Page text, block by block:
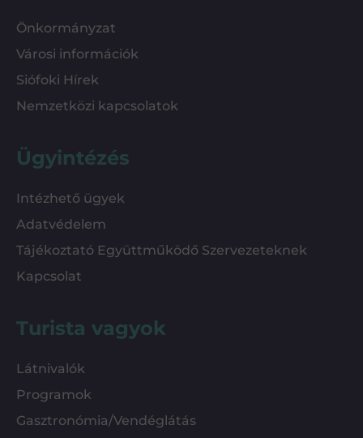
Önkormányzat
Városi információk
Siófoki Hírek
Nemzetközi kapcsolatok
Ügyintézés
Intézhető ügyek
Adatvédelem
Tájékoztató Együttműködő Szervezeteknek
Kapcsolat
Turista vagyok
Látnivalók
Programok
Gasztronómia/Vendéglátás